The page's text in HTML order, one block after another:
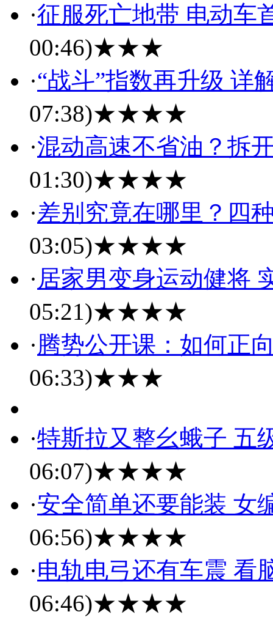
·征服死亡地带 电动车
00:46)★★★
·“战斗”指数再升级 详
07:38)★★★★
·混动高速不省油？拆
01:30)★★★★
·差别究竟在哪里？四
03:05)★★★★
· 居家男变身运动健将
05:21)★★★★
·腾势公开课：如何正
06:33)★★★
·特斯拉又整幺蛾子 五
06:07)★★★★
·安全简单还要能装 女
06:56)★★★★
·电轨电弓还有车震 看
06:46)★★★★